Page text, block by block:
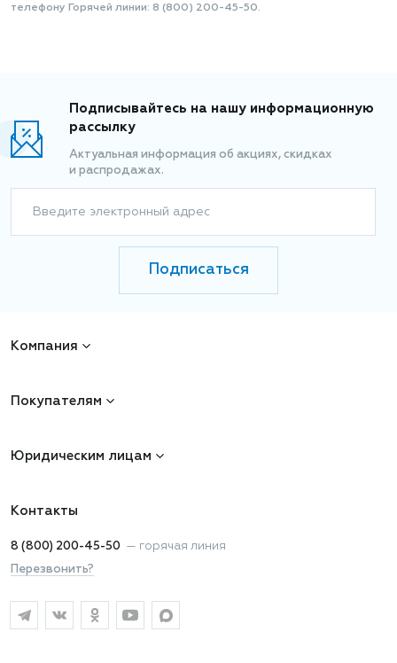
телефону Горячей линии: 8 (800) 200-45-50.
Подписывайтесь на нашу информационную
рассылку
Актуальная информация об акциях, скидках
и распродажах.
Введите электронный адрес
Подписаться
Компания
Покупателям
Юридическим лицам
Контакты
8 (800) 200-45-50 — горячая линия
Перезвонить?